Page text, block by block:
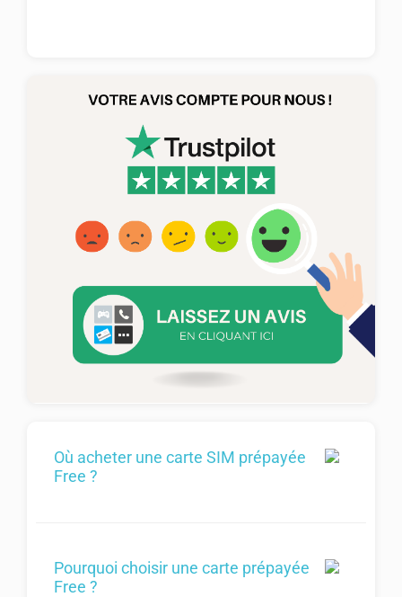
Où acheter une carte SIM prépayée
Free ?
Pourquoi choisir une carte prépayée
Free ?